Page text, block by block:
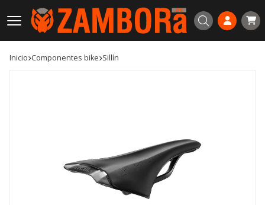
Buscar
Inicio componentes bike sillín